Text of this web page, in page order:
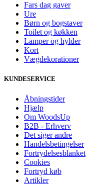
Fars dag gaver
Ure
Børn og bogstaver
Toilet og køkken
Lamper og hylder
Kort
Vægdekorationer
KUNDESERVICE
Åbningstider
Hjælp
Om WoodsUp
B2B - Erhverv
Det siger andre
Handelsbetingelser
Fortrydelsesblanket
Cookies
Fortryd køb
Artikler